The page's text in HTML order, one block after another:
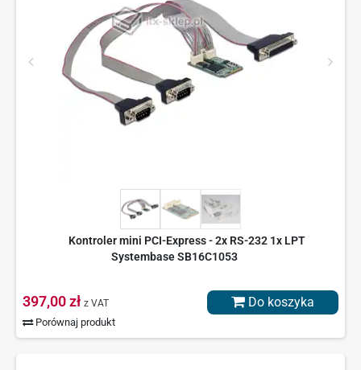
Kontroler mini PCI-Express - 2x RS-232 1x LPT
Systembase SB16C1053
397,00 zł z VAT
Porównaj produkt
Do koszyka